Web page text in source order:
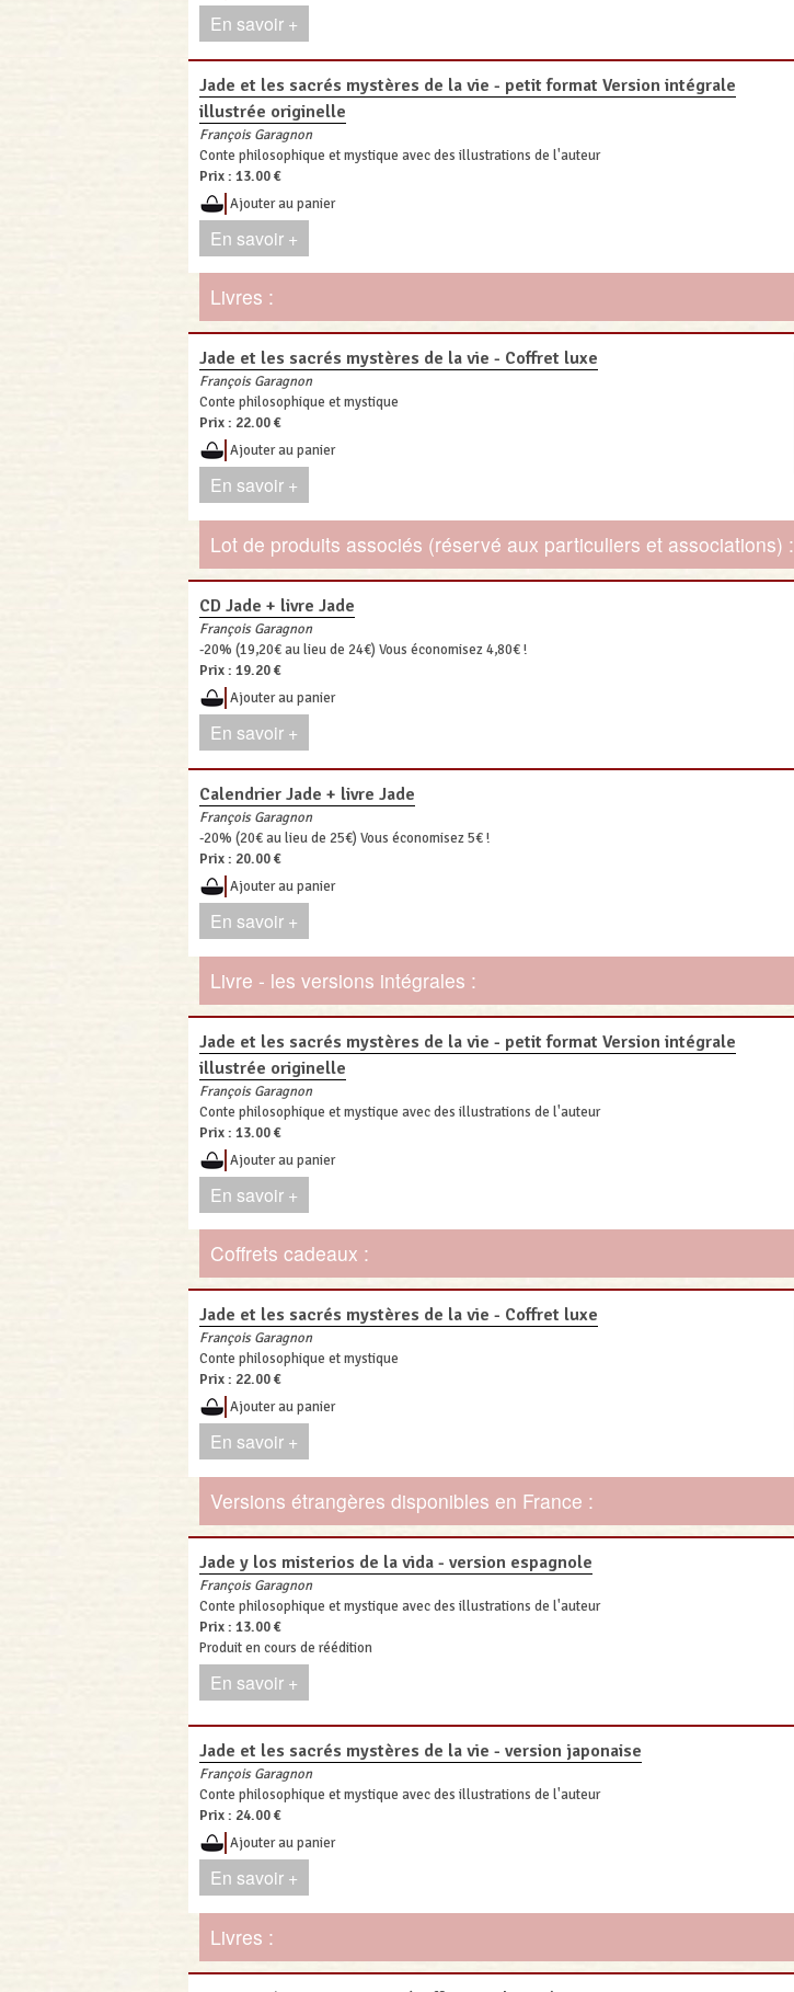
En savoir +
Jade et les sacrés mystères de la vie - petit format Version intégrale
illustrée originelle
François Garagnon
Conte philosophique et mystique avec des illustrations de l'auteur
Prix : 13.00 €
Ajouter au panier
En savoir +
Livres :
Jade et les sacrés mystères de la vie - Coffret luxe
François Garagnon
Conte philosophique et mystique
Prix : 22.00 €
Ajouter au panier
En savoir +
Lot de produits associés (réservé aux particuliers et associations) :
CD Jade + livre Jade
François Garagnon
-20% (19,20€ au lieu de 24€) Vous économisez 4,80€ !
Prix : 19.20 €
Ajouter au panier
En savoir +
Calendrier Jade + livre Jade
François Garagnon
-20% (20€ au lieu de 25€) Vous économisez 5€ !
Prix : 20.00 €
Ajouter au panier
En savoir +
Livre - les versions intégrales :
Jade et les sacrés mystères de la vie - petit format Version intégrale
illustrée originelle
François Garagnon
Conte philosophique et mystique avec des illustrations de l'auteur
Prix : 13.00 €
Ajouter au panier
En savoir +
Coffrets cadeaux :
Jade et les sacrés mystères de la vie - Coffret luxe
François Garagnon
Conte philosophique et mystique
Prix : 22.00 €
Ajouter au panier
En savoir +
Versions étrangères disponibles en France :
Jade y los misterios de la vida - version espagnole
François Garagnon
Conte philosophique et mystique avec des illustrations de l'auteur
Prix : 13.00 €
Produit en cours de réédition
En savoir +
Jade et les sacrés mystères de la vie - version japonaise
François Garagnon
Conte philosophique et mystique avec des illustrations de l'auteur
Prix : 24.00 €
Ajouter au panier
En savoir +
Livres :